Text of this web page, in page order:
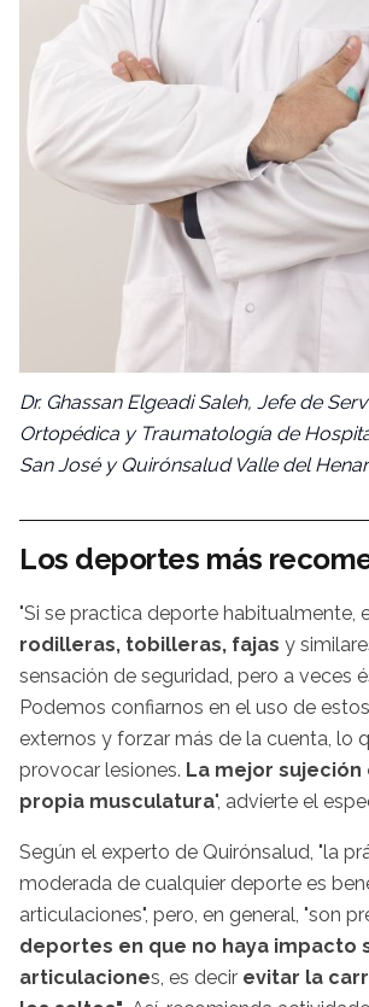
Dr. Ghassan Elgeadi Saleh, Jefe de
Ortopédica y Traumatología de
San José y Quirónsalud Valle del
Los deportes más
"Si se practica deporte habitualmente,
rodilleras, tobilleras, fajas y
sensación de seguridad, pero a veces
Podemos confiarnos en el uso de
externos y forzar más de la cuenta, lo
provocar lesiones. La mejor sujeción
propia musculatura", advierte el
Según el experto de Quirónsalud, "la
moderada de cualquier deporte es
articulaciones", pero, en general, "son
deportes en que no haya impacto
articulaciones, es decir evitar la